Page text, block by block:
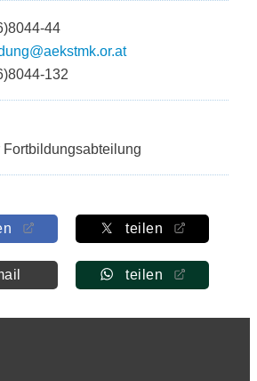
44
132
Fortbildungsabteilung
teilen
teilen